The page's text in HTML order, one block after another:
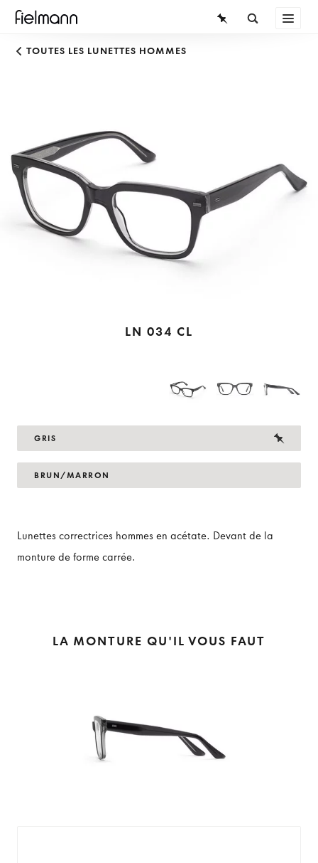
LUNETTES
CONNAISSANCES
SERVICE
TOUTES LES LUNETTES HOMMES
LN 034 CL
GRIS
BRUN/MARRON
Lunettes correctrices hommes en acétate. Devant de la
monture de forme carrée.
LA MONTURE QU'IL VOUS FAUT